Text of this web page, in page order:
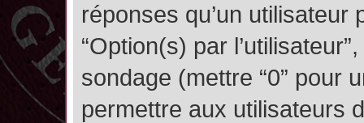
réponses qu’un
“Option(s) par
sondage (mettre “0” pour
permettre aux utilisateurs